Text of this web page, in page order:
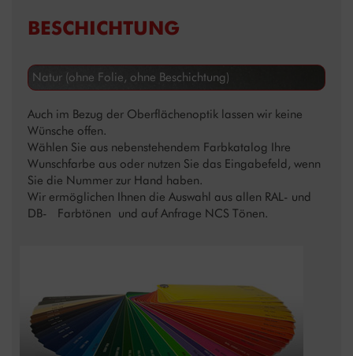
BESCHICHTUNG
Auch im Bezug der Oberflächenoptik lassen wir keine
Wünsche offen.
Wählen Sie aus nebenstehendem Farbkatalog Ihre
Wunschfarbe aus oder nutzen Sie das Eingabefeld, wenn
Sie die Nummer zur Hand haben.
Wir ermöglichen Ihnen die Auswahl aus allen RAL- und
DB- Farbtönen und auf Anfrage NCS Tönen.